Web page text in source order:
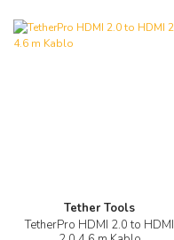
Tether Tools
TetherPro HDMI 2.0 to HDMI